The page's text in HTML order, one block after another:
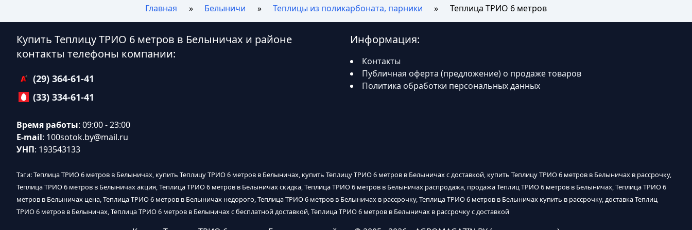
Главная Белыничи Теплицы из поликарбоната, парники Теплица ТРИО 6 метров
Купить Теплицу ТРИО 6 метров в Белыничах и районе
контакты телефоны компании:
(29) 364-61-41
(33) 334-61-41
Время работы: 09:00 - 23:00
E-mail: 100sotok.by@mail.ru
УНП: 193543133
Информация:
Контакты
Публичная оферта (предложение) о продаже товаров
Политика обработки персональных данных
Тэги: Теплица ТРИО 6 метров в Белыничах, купить Теплицу ТРИО 6 метров в Белыничах, купить Теплицу ТРИО 6 метров в Белыничах с доставкой, купить Теплицу ТРИО 6 метров в Белыничах в рассрочку,
Теплица ТРИО 6 метров в Белыничах акция, Теплица ТРИО 6 метров в Белыничах скидка, Теплица ТРИО 6 метров в Белыничах распродажа, продажа Теплиц ТРИО 6 метров в Белыничах, Теплица ТРИО 6
метров в Белыничах цена, Теплица ТРИО 6 метров в Белыничах недорого, Теплица ТРИО 6 метров в Белыничах в рассрочку, Теплица ТРИО 6 метров в Белыничах купить в рассрочку, доставка Теплиц
ТРИО 6 метров в Белыничах, Теплица ТРИО 6 метров в Белыничах с бесплатной доставкой, Теплица ТРИО 6 метров в Белыничах в рассрочку с доставкой